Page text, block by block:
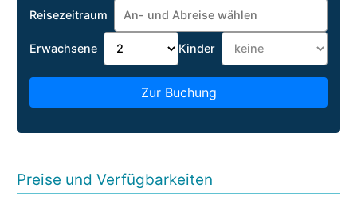
Reisezeitraum
Erwachsene Kinder
Zur Buchung
Preise und Verfügbarkeiten